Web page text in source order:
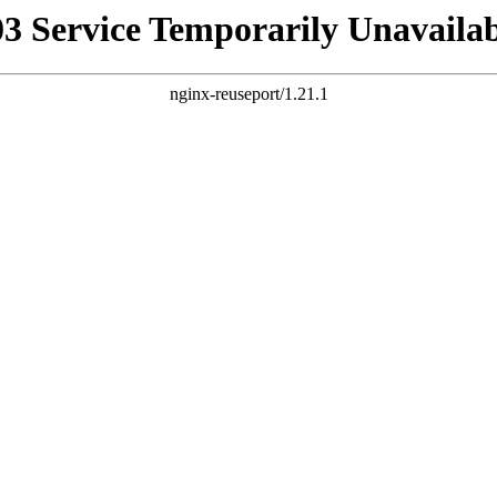
Service Temporarily
nginx-reuseport/1.21.1